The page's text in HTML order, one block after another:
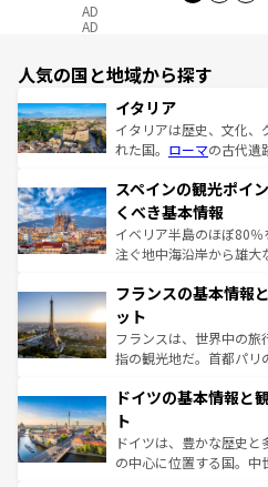
AD
AD
人気の国と地域から探す
イタリア
イタリアは歴史、文化
れた国。 ローマの古代遺
ろん、トスカーナの美
景など、自然景観も見逃
ピザやパスタなど、絶
できる。朝目覚めてから
なお、新着のイタリア情
しい。
スペインの観光ポイ
くべき基本情報
イベリア半島のほぼ80
注ぐ地中海沿岸から雄大
文化が根付くこの国では
れる闘牛、そして美味し
る。首都マドリードの洗
アートに溢れた街角から
せる。地方によって風土
ンテンツ一覧 を参照して
フランスの基本情報
ット
フランスは、世界中の
指の観光地だ。首都パリ
で、幅広い魅力が詰まっ
聖堂、美しいビーチ、そ
から魅了する。また、
れ、フランス料理はユネ
ドイツの基本情報と
ト
ドイツは、豊かな歴史
の中心に位置する国。中